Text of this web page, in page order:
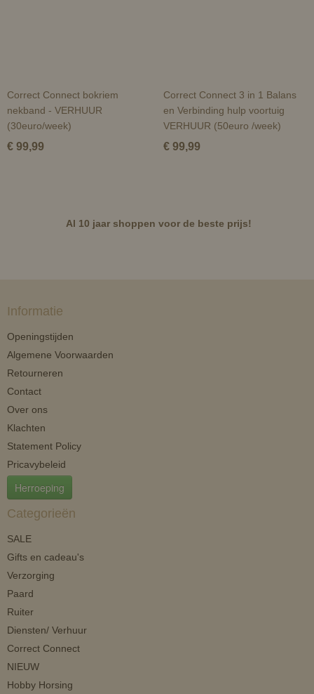
Correct Connect bokriem
nekband - VERHUUR
(30euro/week)
€ 99,99
Correct Connect 3 in 1 Balans
en Verbinding hulp voortuig
VERHUUR (50euro /week)
€ 99,99
Al 10 jaar shoppen voor de beste prijs!
Informatie
Openingstijden
Algemene Voorwaarden
Retourneren
Contact
Over ons
Klachten
Statement Policy
Pricavybeleid
Herroeping
Categorieën
SALE
Gifts en cadeau's
Verzorging
Paard
Ruiter
Diensten/ Verhuur
Correct Connect
NIEUW
Hobby Horsing